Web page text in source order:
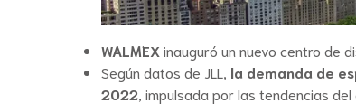
WALMEX inauguró un nuevo centro de
Según datos de JLL,
la demanda de
2022 , impulsada por las tendencias